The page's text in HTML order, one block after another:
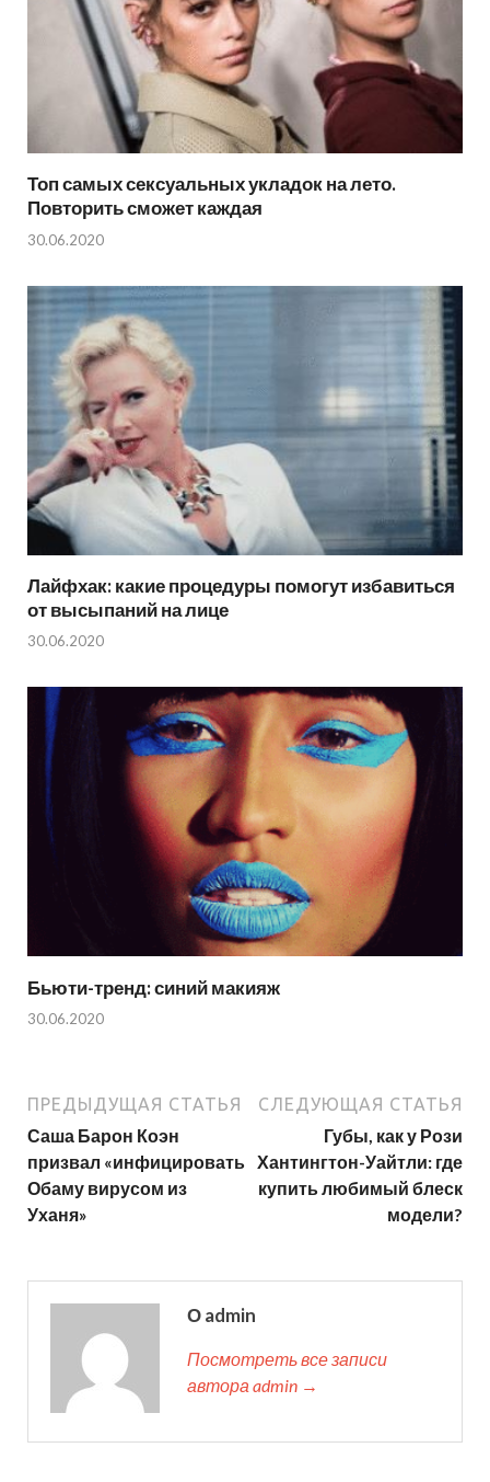
Топ самых сексуальных укладок на лето.
Повторить сможет каждая
30.06.2020
Лайфхак: какие процедуры помогут избавиться
от высыпаний на лице
30.06.2020
Бьюти-тренд: синий макияж
30.06.2020
ПРЕДЫДУЩАЯ СТАТЬЯ
Саша Барон Коэн
призвал «инфицировать
Обаму вирусом из
Уханя»
СЛЕДУЮЩАЯ СТАТЬЯ
Губы, как у Рози
Хантингтон-Уайтли: где
купить любимый блеск
модели?
О admin
Посмотреть все записи
автора admin →